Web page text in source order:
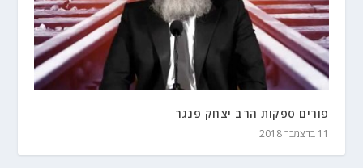
פורים ספקות הרב יצחק פנגר
11 בדצמבר 2018